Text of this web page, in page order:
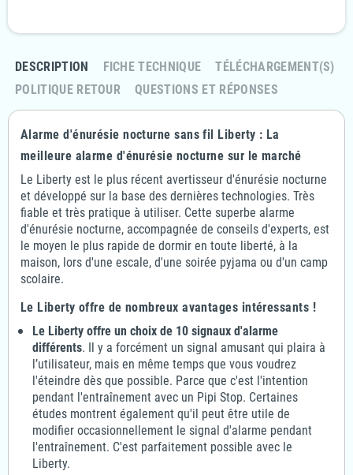
DESCRIPTION FICHE TECHNIQUE
TÉLÉCHARGEMENT(S)
POLITIQUE RETOUR
QUESTIONS ET RÉPONSES
Alarme d'énurésie nocturne sans fil Liberty : La
meilleure alarme d'énurésie nocturne sur le marché
Le Liberty est le plus récent avertisseur d'énurésie nocturne
et développé sur la base des dernières technologies. Très
fiable et très pratique à utiliser. Cette superbe alarme
d'énurésie nocturne, accompagnée de conseils d'experts, est
le moyen le plus rapide de dormir en toute liberté, à la
maison, lors d'une escale, d'une soirée pyjama ou d'un camp
scolaire.
Le Liberty offre de nombreux avantages intéressants !
Le Liberty offre un choix de 10 signaux d'alarme
différents. Il y a forcément un signal amusant qui plaira à
l’utilisateur, mais en même temps que vous voudrez
l'éteindre dès que possible. Parce que c'est l'intention
pendant l'entraînement avec un Pipi Stop. Certaines
études montrent également qu'il peut être utile de
modifier occasionnellement le signal d'alarme pendant
l'entraînement. C'est parfaitement possible avec le
Liberty.